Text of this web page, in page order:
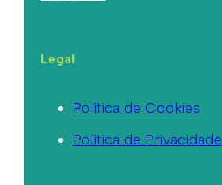
Legal
Política de Cookies
Política de Privacidade